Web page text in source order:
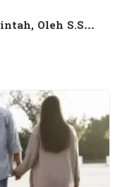
Oleh S.S…